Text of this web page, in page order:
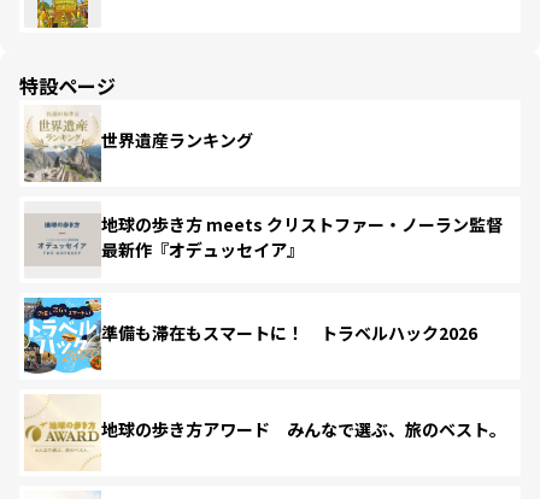
特設ページ
世界遺産ランキング
地球の歩き方 meets クリストファー・ノーラン監督
最新作『オデュッセイア』
準備も滞在もスマートに！ トラベルハック2026
地球の歩き方アワード みんなで選ぶ、旅のベスト。